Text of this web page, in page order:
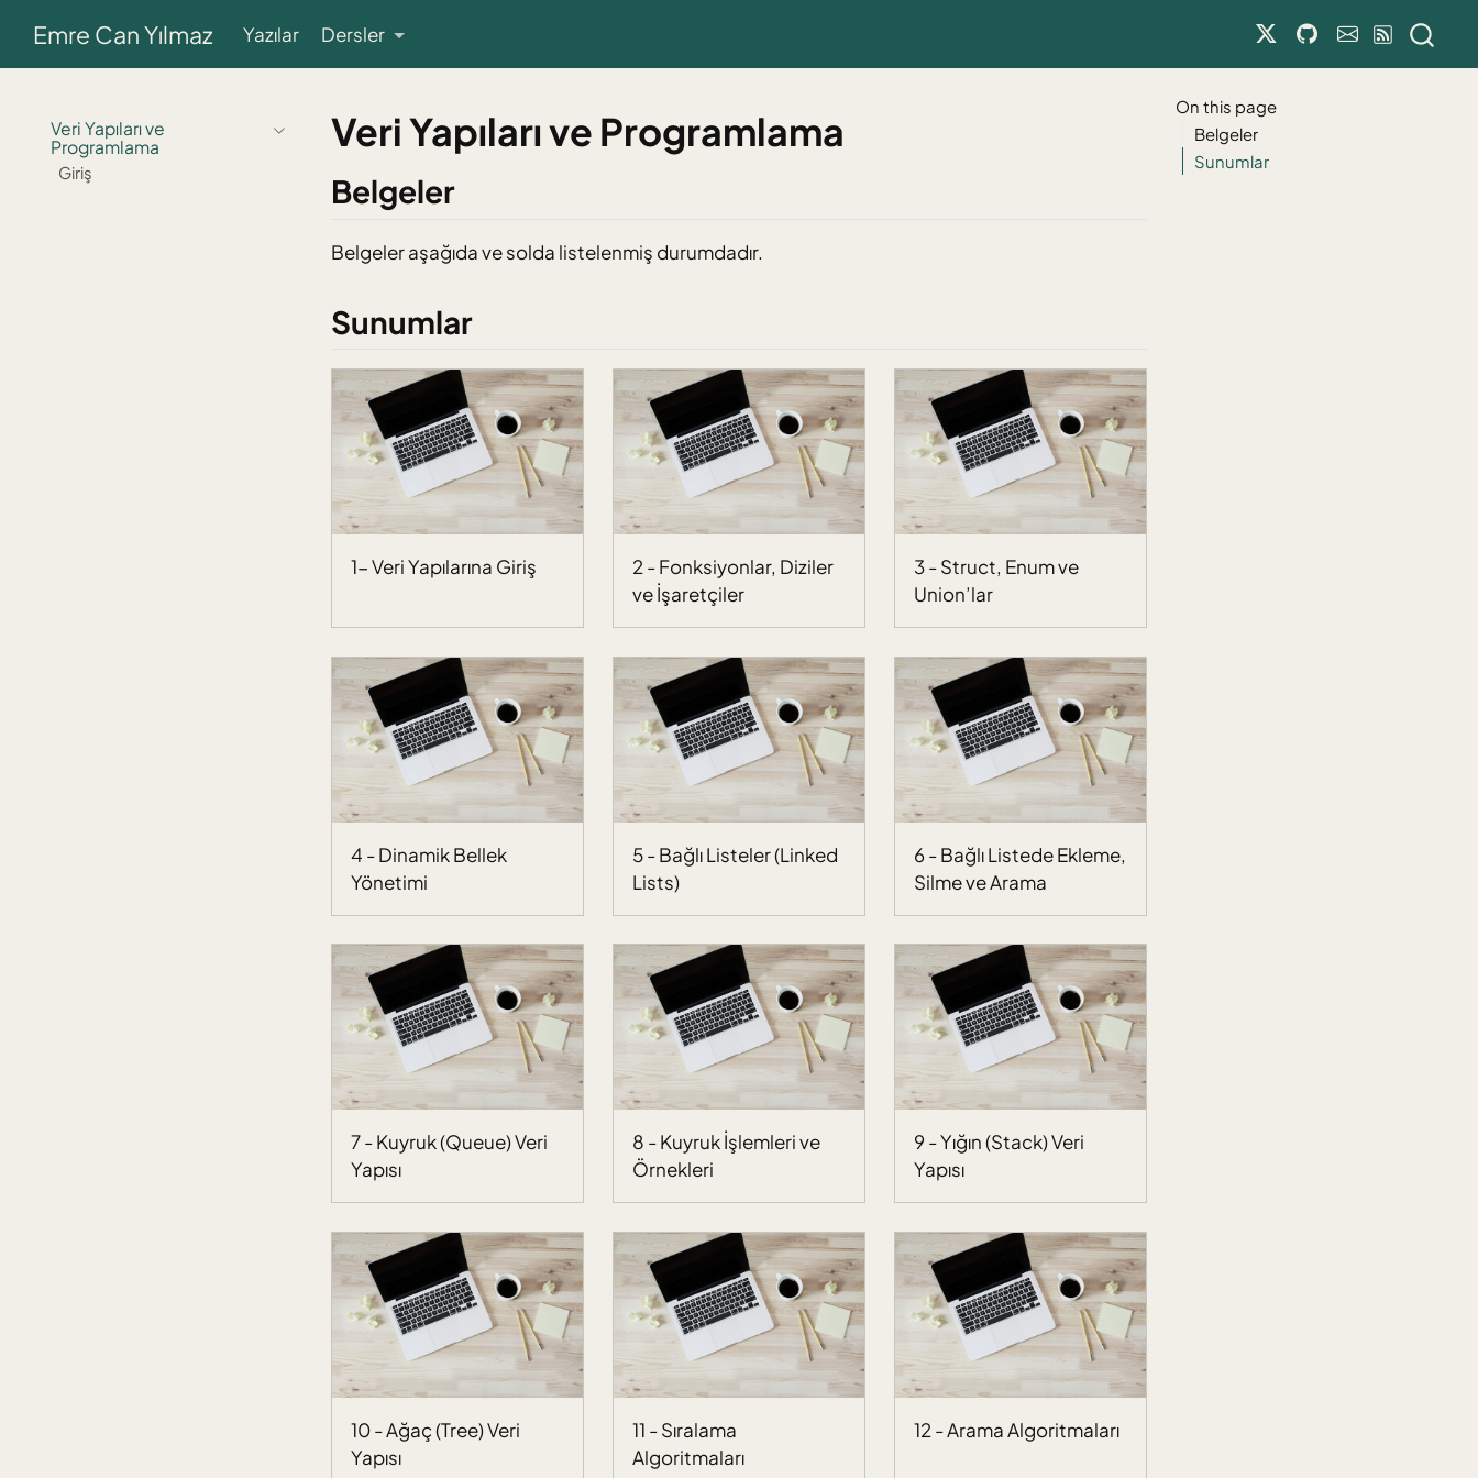
Emre Can Yılmaz Yazılar Dersler
Veri Yapıları ve
Programlama
Giriş
On this page
Belgeler
Sunumlar
Veri Yapıları ve Programlama
Belgeler
Belgeler aşağıda ve solda listelenmiş durumdadır.
Sunumlar
1- Veri Yapılarına Giriş
2 - Fonksiyonlar, Diziler
ve İşaretçiler
3 - Struct, Enum ve
Union’lar
4 - Dinamik Bellek
Yönetimi
5 - Bağlı Listeler (Linked
Lists)
6 - Bağlı Listede Ekleme,
Silme ve Arama
7 - Kuyruk (Queue) Veri
Yapısı
8 - Kuyruk İşlemleri ve
Örnekleri
9 - Yığın (Stack) Veri
Yapısı
10 - Ağaç (Tree) Veri
Yapısı
11 - Sıralama
Algoritmaları
12 - Arama Algoritmaları